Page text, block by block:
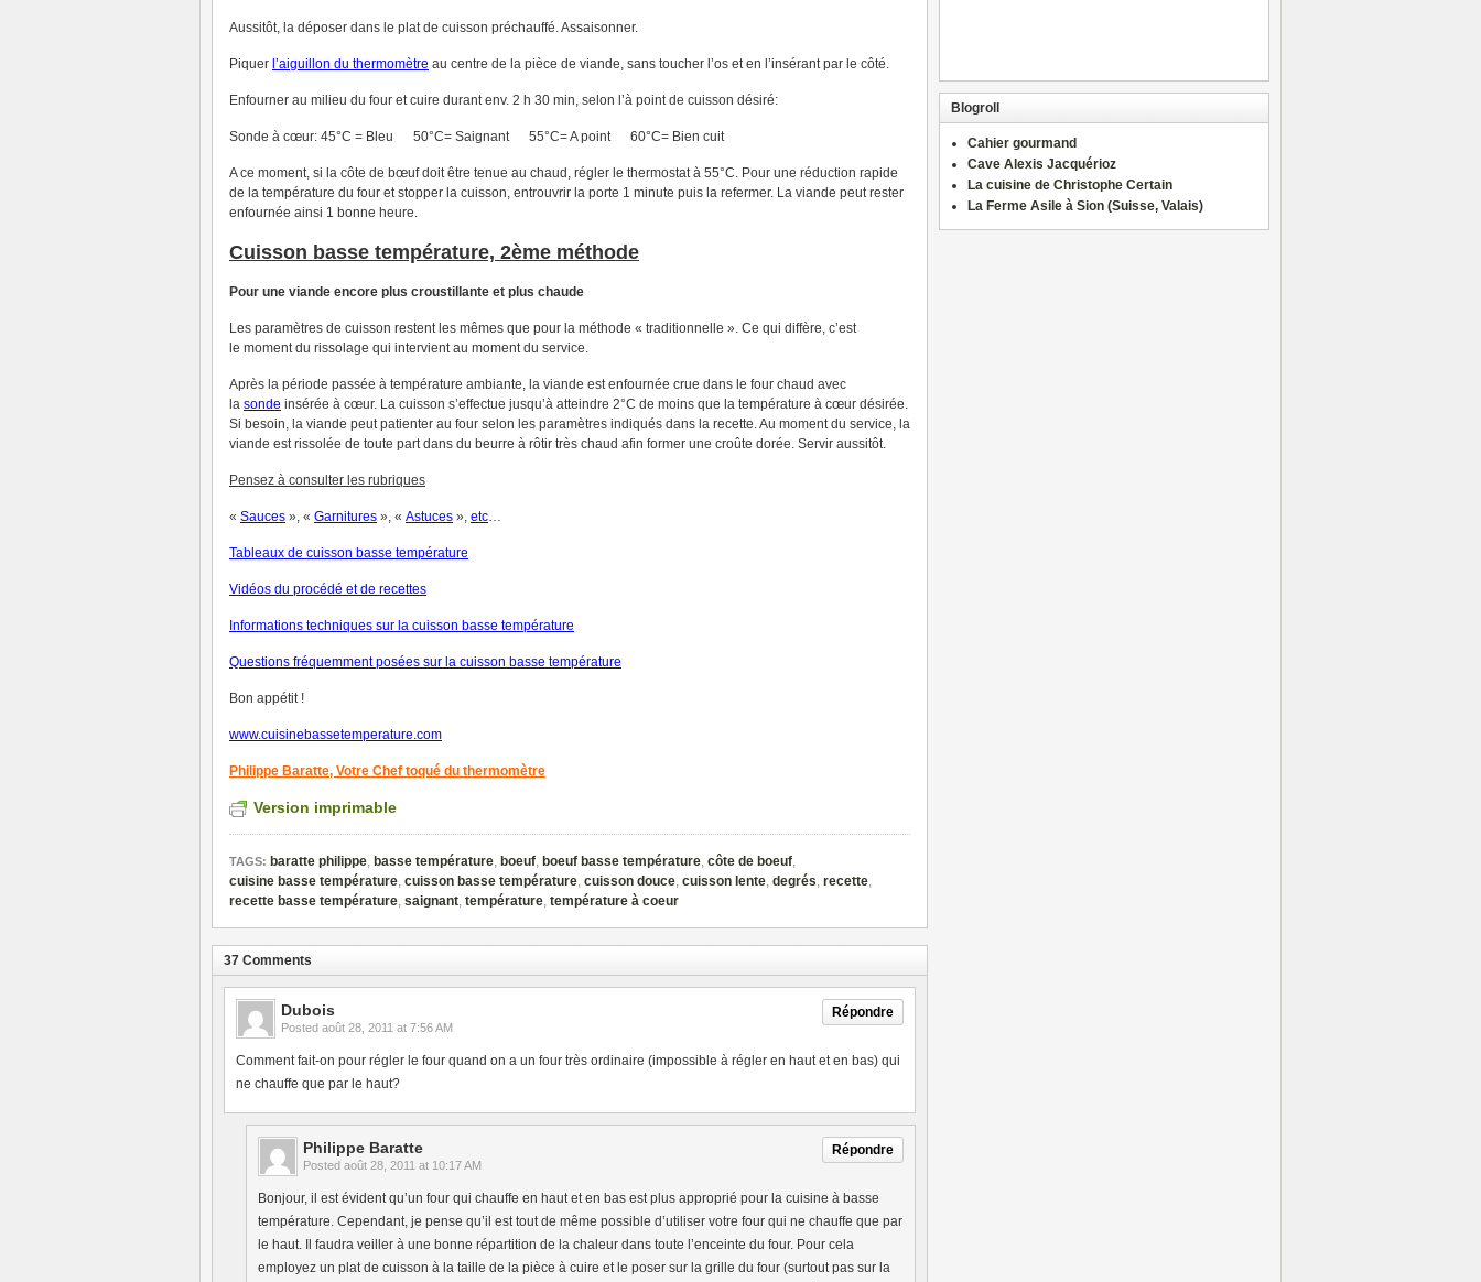
Aussitôt, la déposer dans le plat de cuisson préchauffé. Assaisonner.
Piquer l’aiguillon du thermomètre au centre de la pièce de viande, sans toucher l’os et en l’insérant par le côté.
Enfourner au milieu du four et cuire durant env. 2 h 30 min, selon l’à point de cuisson désiré:
Sonde à cœur: 45°C = Bleu 50°C= Saignant 55°C= A point 60°C= Bien cuit
A ce moment, si la côte de bœuf doit être tenue au chaud, régler le thermostat à 55°C. Pour une réduction rapide
de la température du four et stopper la cuisson, entrouvrir la porte 1 minute puis la refermer. La viande peut rester
enfournée ainsi 1 bonne heure.
Cuisson basse température, 2ème méthode
Pour une viande encore plus croustillante et plus chaude
Les paramètres de cuisson restent les mêmes que pour la méthode « traditionnelle ». Ce qui diffère, c’est
le moment du rissolage qui intervient au moment du service.
Après la période passée à température ambiante, la viande est enfournée crue dans le four chaud avec
la sonde insérée à cœur. La cuisson s’effectue jusqu’à atteindre 2°C de moins que la température à cœur désirée.
Si besoin, la viande peut patienter au four selon les paramètres indiqués dans la recette. Au moment du service, la
viande est rissolée de toute part dans du beurre à rôtir très chaud afin former une croûte dorée. Servir aussitôt.
Pensez à consulter les rubriques
« Sauces », « Garnitures », « Astuces », etc…
Tableaux de cuisson basse température
Vidéos du procédé et de recettes
Informations techniques sur la cuisson basse température
Questions fréquemment posées sur la cuisson basse température
Bon appétit !
www.cuisinebassetemperature.com
Philippe Baratte, Votre Chef toqué du thermomètre
Version imprimable
TAGS: baratte philippe, basse température, boeuf, boeuf basse température, côte de boeuf,
cuisine basse température, cuisson basse température, cuisson douce, cuisson lente, degrés, recette,
recette basse température, saignant, température, température à coeur
37 Comments
Répondre
Dubois
Posted août 28, 2011 at 7:56 AM
Comment fait-on pour régler le four quand on a un four très ordinaire (impossible à régler en haut et en bas) qui
ne chauffe que par le haut?
Répondre
Philippe Baratte
Posted août 28, 2011 at 10:17 AM
Bonjour, il est évident qu’un four qui chauffe en haut et en bas est plus approprié pour la cuisine à basse
température. Cependant, je pense qu’il est tout de même possible d’utiliser votre four qui ne chauffe que par
le haut. Il faudra veiller à une bonne répartition de la chaleur dans toute l’enceinte du four. Pour cela
employez un plat de cuisson à la taille de la pièce à cuire et le poser sur la grille du four (surtout pas sur la
Blogroll
Cahier gourmand
Cave Alexis Jacquérioz
La cuisine de Christophe Certain
La Ferme Asile à Sion (Suisse, Valais)